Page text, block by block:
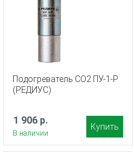
Подогреватель СО2 ПУ-1-Р
(РЕДИУС)
1 906 р.
В наличии
Купить